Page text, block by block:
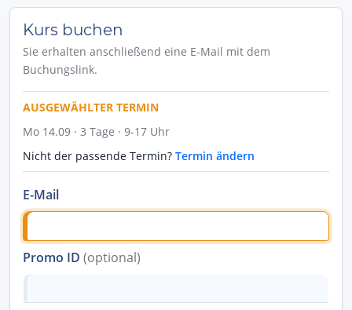
Kurs buchen
Sie erhalten anschließend eine E-Mail mit dem
Buchungslink.
AUSGEWÄHLTER TERMIN
Mo 14.09 · 3 Tage · 9-17 Uhr
Nicht der passende Termin? Termin ändern
E-Mail
Promo ID (optional)